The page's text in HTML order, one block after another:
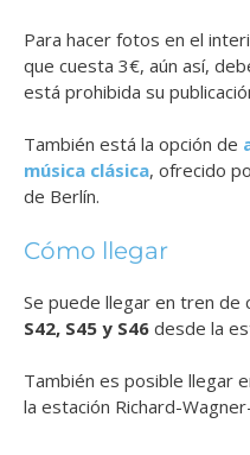
Para hacer fotos en el
que cuesta 3€, aún así,
está prohibida su
También está la opción de
música clásica, ofrecido
de Berlín.
Cómo llegar
Se puede llegar en tren de
S42, S45 y S46 desde la
También es posible llegar
la estación Richard-